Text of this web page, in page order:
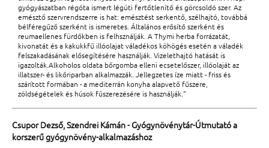
gyógyászatban régóta ismert légúti fertőtlenítő és görcsoldó szer. Az
emésztő szervrendszerre is hat: emésztést serkentő, szélhajtó, továbbá
bélféregűző szerként is ismeretes. Általános erősítő szerként és
reumaellenes fürdőkben is felhsználják. A Thymi herba forrázatát,
kivonatát és a kakukkfű illóolajat váladékos köhögés esetén a váladék
felszakadásának elősegítésére használják. Vizelethajtó hatását is
igazolták.Alkoholos oldata bőrgomba elleni ecsetelőszer, illóolaját az
illatszer- és likőriparban alkalmazzák. Jellegzetes íze miatt - friss és
szárított formában - a mediterrán konyha alapvető fűszere,
zöldségételek és húsok fűszerezésére is használják."
Csupor Dezső, Szendrei Kámán - Gyógynövénytár-Útmutató a
korszerű gyógynövény-alkalmazáshoz